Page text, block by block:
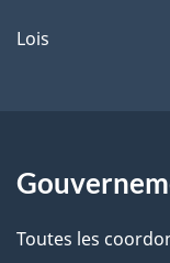
Lois
Toutes les